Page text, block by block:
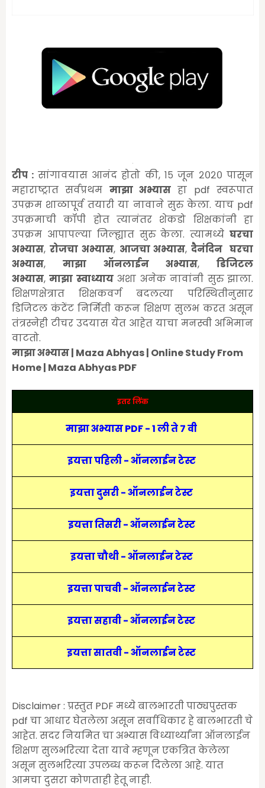
टीप : सांगावयास आनंद होतो की, १५ जून २०२० पासून
महाराष्ट्रात सर्वप्रथम माझा अभ्यास हा pdf स्वरूपात
उपक्रम शाळापूर्व तयारी या नावाने सुरु केला. याच pdf
उपक्रमाची कॉपी होत त्यानंतर शेकडो शिक्षकांनी हा
उपक्रम आपापल्या जिल्ह्यात सुरु केला. त्यामध्ये घरचा
अभ्यास, रोजचा अभ्यास, आजचा अभ्यास,दैनंदिन घरचा
अभ्यास,माझा ऑनलाईन अभ्यास, डिजिटल
अभ्यास,माझा स्वाध्यायअशा अनेक नावांनी सुरु झाला.
शिक्षणक्षेत्रात शिक्षकवर्ग बदलत्या परिस्थितीनुसार
डिजिटल कंटेंट निर्मिती करून शिक्षण सुलभ करत असून
तंत्रस्नेही टीचर उदयास येत आहेत याचा मनस्वी अभिमान
वाटतो.
माझा अभ्यास | Maza Abhyas | Online Study From
Home | Maza Abhyas PDF
इतर लिंक
माझा अभ्यास PDF - 1 ली ते 7 वी
इयत्ता पहिली - ऑनलाईन टेस्ट
इयत्ता दुसरी - ऑनलाईन टेस्ट
इयत्ता तिसरी - ऑनलाईन टेस्ट
इयत्ता चौथी - ऑनलाईन टेस्ट
इयत्ता पाचवी - ऑनलाईन टेस्ट
इयत्ता सहावी - ऑनलाईन टेस्ट
इयत्ता सातवी - ऑनलाईन टेस्ट
Disclaimer : प्रस्तुत PDF मध्ये बालभारती पाठ्यपुस्तक
pdf चा आधार घेतलेला असून सर्वाधिकार हे बालभारती चे
आहेत. सदर नियमित चा अभ्यास विध्यार्थ्यांना ऑनलाईन
शिक्षण सुलभरित्या देता यावे म्हणून एकत्रित केलेला
असून सुलभरित्या उपलब्ध करून दिलेला आहे. यात
आमचा दुसरा कोणताही हेतू नाही.